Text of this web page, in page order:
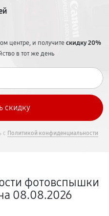
центре, и получитескидку 20%
в тот же день
с Политикой конфиденциальности
фотовспышки
08.08.2026